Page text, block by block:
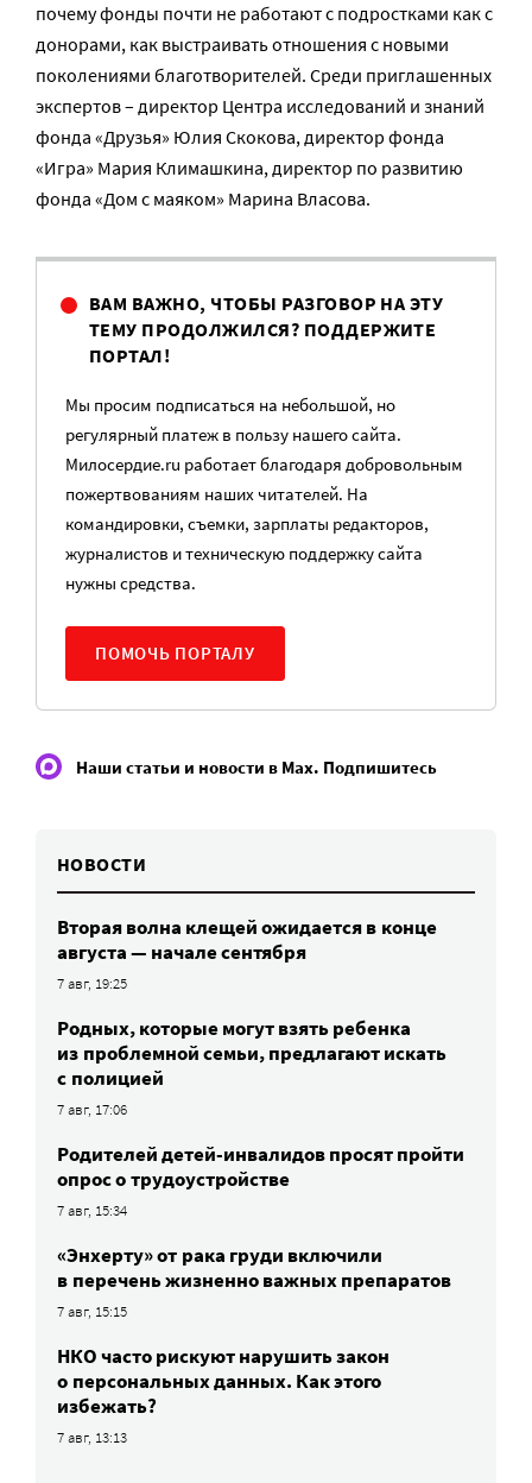
почему фонды почти не работают с подростками как с
донорами, как выстраивать отношения с новыми
поколениями благотворителей. Среди приглашенных
экспертов – директор Центра исследований и знаний
фонда «Друзья» Юлия Скокова, директор фонда
«Игра» Мария Климашкина, директор по развитию
фонда «Дом с маяком» Марина Власова.
ВАМ ВАЖНО, ЧТОБЫ РАЗГОВОР НА ЭТУ
ТЕМУ ПРОДОЛЖИЛСЯ? ПОДДЕРЖИТЕ
ПОРТАЛ!
Мы просим подписаться на небольшой, но
регулярный платеж в пользу нашего сайта.
Милосердие.ru работает благодаря добровольным
пожертвованиям наших читателей. На
командировки, съемки, зарплаты редакторов,
журналистов и техническую поддержку сайта
нужны средства.
ПОМОЧЬ ПОРТАЛУ
Наши статьи и новости в Max. Подпишитесь
НОВОСТИ
Вторая волна клещей ожидается в конце
августа — начале сентября
7 авг, 19:25
Родных, которые могут взять ребенка
из проблемной семьи, предлагают искать
с полицией
7 авг, 17:06
Родителей детей-инвалидов просят пройти
опрос о трудоустройстве
7 авг, 15:34
«Энхерту» от рака груди включили
в перечень жизненно важных препаратов
7 авг, 15:15
НКО часто рискуют нарушить закон
о персональных данных. Как этого
избежать?
7 авг, 13:13